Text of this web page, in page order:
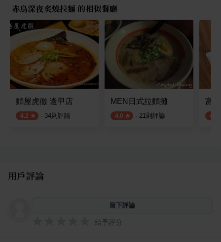
赤鳥深夜炙燒拉麵 的相似餐廳
麵屋虎徹 逢甲店
4.2 · 34則評論
MEN日式拉麵攤
4.0 · 21則評論
富
4.0
用戶評論
留下評論
給予評分